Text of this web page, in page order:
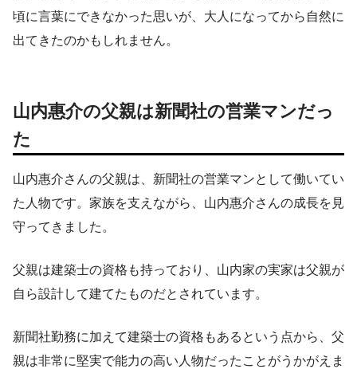
頃に言葉にできなかった思いが、大人になってから自然に
出てきたのかもしれません。
山内惠介の父親は新聞社の営業マンだっ
た
山内惠介さんの父親は、新聞社の営業マンとして働いてい
た人物です。家族を支えながら、山内惠介さんの成長を見
守ってきました。
父親は建築士の資格も持っており、山内家の実家は父親が
自ら設計して建てたものだとされています。
新聞社勤務に加えて建築士の資格もあるという点から、父
親は非常に堅実で能力の高い人物だったことがうかがえま